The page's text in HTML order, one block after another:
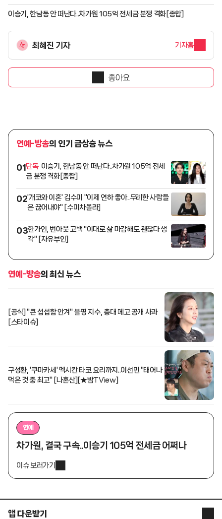
이승기, 한남동 안 떠난다..차가원 105억 전세금 분쟁 격화[종합]
최혜진 기자 기자홈
좋아요
연예-방송의 인기 급상승 뉴스
01단독 이승기, 한남동 안 떠난다..차가원 105억 전세
금 분쟁 격화[종합]
02'개코와 이혼' 김수미 "이제 연하 좋아..무례한 사람들
은 끊어내야" [수미차올라]
03한가인, 번아웃 고백 "이대로 삶 마감해도 괜찮다 생
각" [자유부인]
연예-방송의 최신 뉴스
[공식] "큰 섭섭함 안겨" 블핑 지수, 총대 메고 공개 사과
[스타이슈]
구성환, '쿠마카세' 멕시칸 타코 요리까지..이선민 "태어나
먹은 것 중 최고" [나혼산][★밤TView]
연예
차가원, 결국 구속..이승기 105억 전세금 어쩌나
이슈 보러가기
앱 다운받기